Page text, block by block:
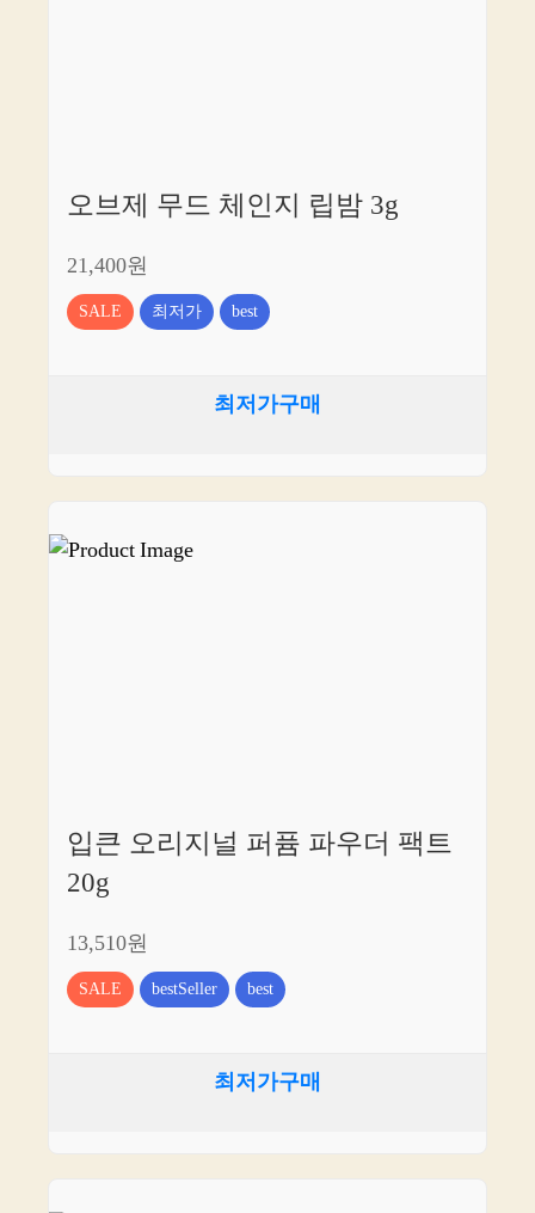
오브제 무드 체인지 립밤 3g
21,400원
SALE 최저가 best
최저가구매
입큰 오리지널 퍼퓸 파우더 팩트
20g
13,510원
SALE bestSeller best
최저가구매